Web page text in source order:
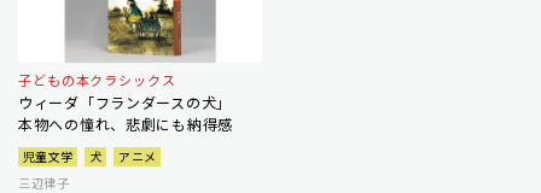
子どもの本クラシックス
ウィーダ「フランダースの犬」
本物への憧れ、悲劇にも納得感
児童文学 犬
アニメ
三辺律子